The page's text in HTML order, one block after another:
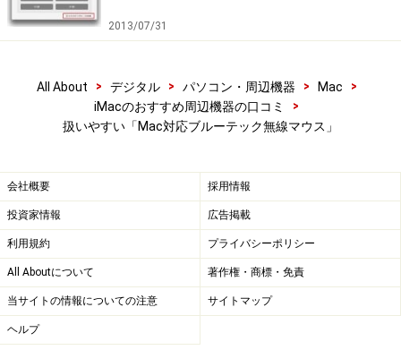
2013/07/31
All About > デジタル > パソコン・周辺機器 > Mac
>
iMacのおすすめ周辺機器の口コミ
>
扱いやすい「Mac対応ブルーテック無線マウス」
会社概要 採用情報
投資家情報 広告掲載
利用規約 プライバシーポリシー
All Aboutについて 著作権・商標・免責
当サイトの情報についての注意 サイトマップ
ヘルプ